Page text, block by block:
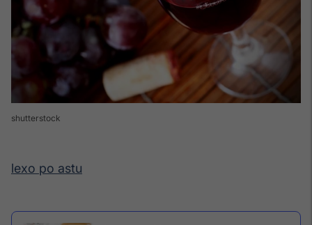
shutterstock
lexo po astu